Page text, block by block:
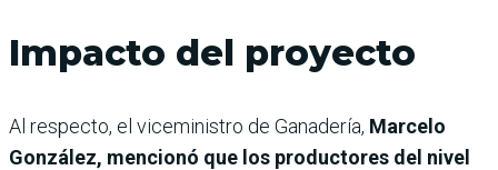
Impacto del proyecto
Al respecto, el viceministro de Ganadería, Marcelo
González, mencionó que los productores del nivel